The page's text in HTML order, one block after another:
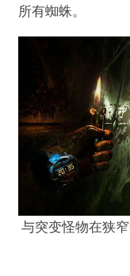
所有蜘蛛。
与突变怪物在狭